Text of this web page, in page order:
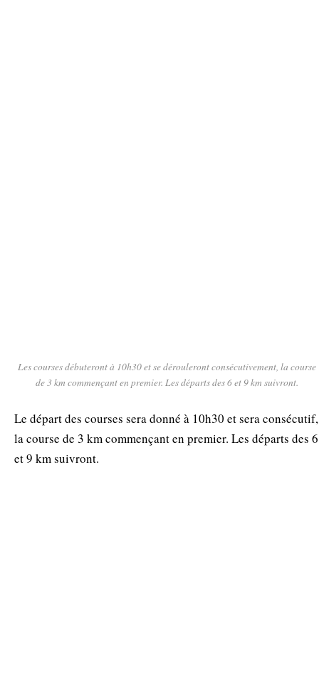
Les courses débuteront à 10h30 et se dérouleront consécutivement, la course
de 3 km commençant en premier. Les départs des 6 et 9 km suivront.
Le départ des courses sera donné à 10h30 et sera consécutif,
la course de 3 km commençant en premier. Les départs des 6
et 9 km suivront.